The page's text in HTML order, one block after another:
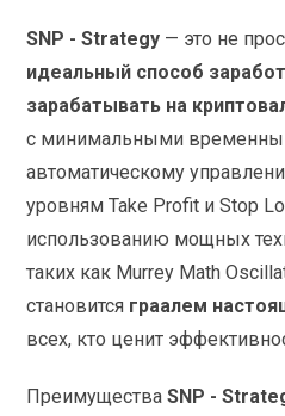
SNP - Strategy — это не
идеальный способ
зарабатывать на
с минимальными
автоматическому
уровням Take Profit и Stop
использованию мощных
таких как Murrey Math
становится граалем
всех, кто ценит
Преимущества SNP -